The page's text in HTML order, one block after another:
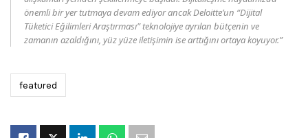
önemli bir yer tutmaya devam ediyor ancak Deloitte’un “Dijital
Tüketici Eğilimleri Araştırması” teknolojiye ayrılan bütçenin ve
zamanın azaldığını, yüz yüze iletişimin ise arttığını ortaya koyuyor.”
featured